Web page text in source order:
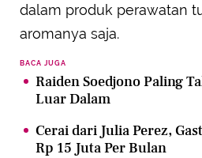
dalam produk perawatan
aromanya saja.
BACA JUGA
Raiden Soedjono Paling
Luar Dalam
Cerai dari Julia Perez,
Rp 15 Juta Per Bulan